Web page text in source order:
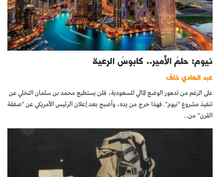
نيوم: حلمُ الأمير.. كابوسُ الرعية
عبد الهادي خلف
على الرغم من تدهور الوضع المالي للسعودية، فلن يستطيع محمد بن سلمان التخلي عن
تنفيذ مشروع "نيوم". فهذا خرج من يده، وأصبح بعد إعلان الرئيس الأمريكي عن "صفقة
القرن" من...